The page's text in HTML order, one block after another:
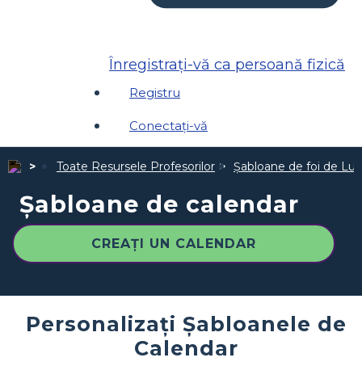
Înregistrați-vă ca persoană fizică
Registru
Conectați-vă
Toate Resursele Profesorilor Șabloane de foi de
Șabloane de calendar
CREAȚI UN CALENDAR
Personalizați Șabloanele de
Calendar